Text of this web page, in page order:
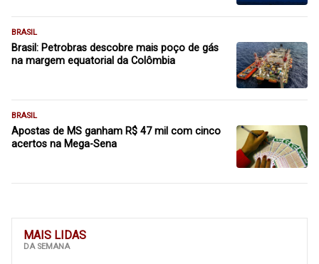
MAIS LIDAS
DA SEMANA
BRASIL
Brasil: Petrobras descobre mais poço de gás
na margem equatorial da Colômbia
BRASIL
Apostas de MS ganham R$ 47 mil com cinco
acertos na Mega-Sena